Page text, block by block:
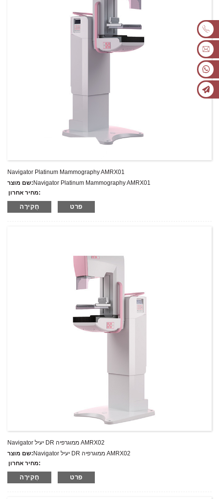
Navigator Platinum Mammography AMRX01
שם מוצר: Navigator Platinum Mammography AMRX01
מחיר אחרון:
מספר דגם.:AMRX01
מִשׁקָל:משקל נטו: ק"ג
חֲקִירָה פרט
Navigator יעיל DR ממוגרפיה AMRX02
שם מוצר:
Navigator יעיל DR ממוגרפיה AMRX02
מחיר אחרון:
מספר דגם.:AMRX02
מִשׁקָל:משקל נטו: ק"ג
חֲקִירָה פרט